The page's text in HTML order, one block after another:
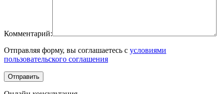
Комментарий:
Отправляя форму, вы соглашаетесь с условиями
пользовательского соглашения